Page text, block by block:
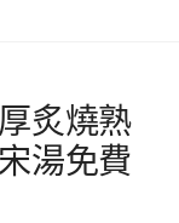
炙燒熟
湯免費